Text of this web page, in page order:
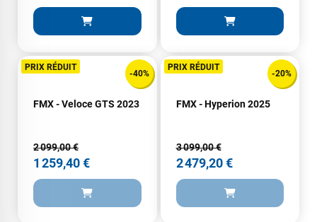
PRIX RÉDUIT
-40%
FMX - Veloce GTS 2023
2 099,00 €
1 259,40 €
PRIX RÉDUIT
-20%
FMX - Hyperion 2025
3 099,00 €
2 479,20 €